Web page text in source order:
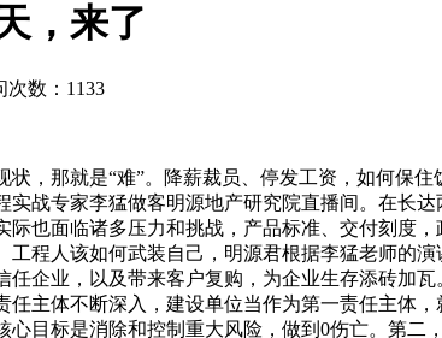
，来了
次数：1133
状，那就是“难”。降薪裁员、停发工资，如何保
实战专家李猛做客明源地产研究院直播间。在长
际也面临诸多压力和挑战，产品标准、交付刻度
程人该如何武装自己，明源君根据李猛老师的
任企业，以及带来客户复购，为企业生存添砖加
任主体不断深入，建设单位当作为第一责任主体
心目标是消除和控制重大风险，做到0伤亡。第